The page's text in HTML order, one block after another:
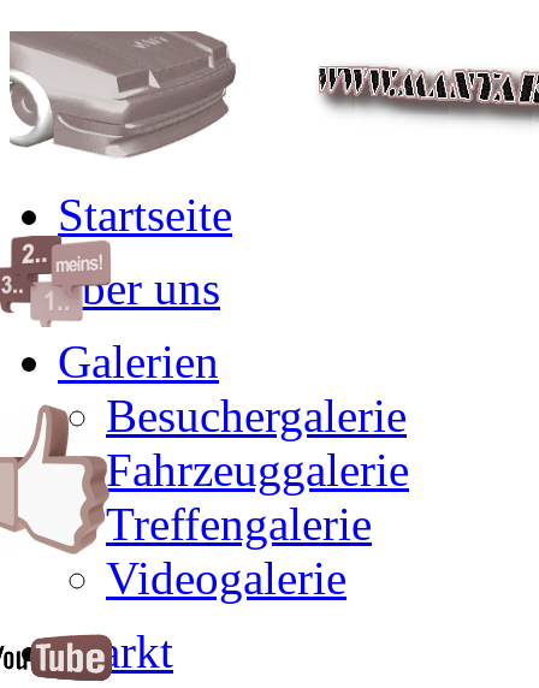
Startseite
über uns
Galerien
Besuchergalerie
Fahrzeuggalerie
Treffengalerie
Videogalerie
Markt